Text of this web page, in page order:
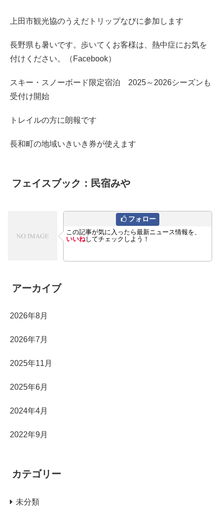
上田市観光協のうえだトリップなびに参加します
長野県も暑いです。歩いてくお客様は、熱中症にお気を
付けください。（Facebook）
スキー・スノーボード限定宿泊 2025～2026シーズンも
受付け開始
トレイルの方に朗報です
長和町の地域いきいき券が使えます
フェイスブック：民宿みや
フォロー
この記事が気に入ったら最新ニュース情報を、
いいねしてチェックしよう！
アーカイブ
2026年8月
2026年7月
2025年11月
2025年6月
2024年4月
2022年9月
カテゴリー
未分類